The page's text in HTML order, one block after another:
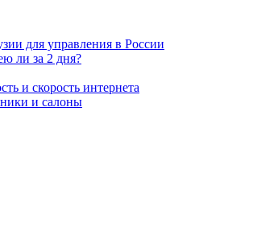
для управления в России
ли за 2 дня?
и скорость интернета
и салоны